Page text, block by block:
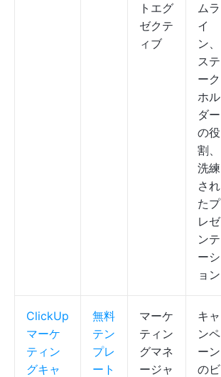
トエグ
ゼクテ
ィブ
ムラ
イ
ン、
ステ
ーク
ホル
ダー
の役
割、
洗練
され
たプ
レゼ
ンテ
ーシ
ョン
ClickUp
マーケ
ティン
グキャ
無料
テン
プレ
ート
マーケ
ティン
グマネ
ージャ
キャ
ンペ
ーン
のビ